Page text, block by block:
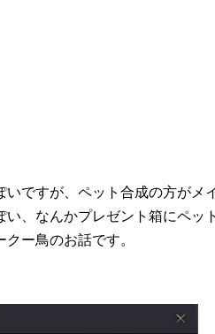
ですが、ペット合成の方がメ
、なんかプレゼント箱にペッ
ー鳥のお話です。